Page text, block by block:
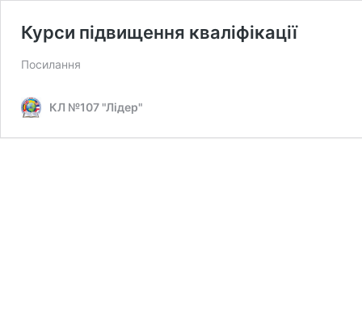
Курси підвищення кваліфікації
Посилання
КЛ №107 "Лідер"